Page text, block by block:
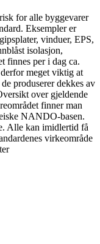
for alle byggevarer
Eksempler er
vinduer, EPS,
isolasjon,
finnes per i dag ca.
meget viktig at
produserer dekkes av
over gjeldende
finner man
NANDO-basen.
Alle kan imidlertid få
virkeområde